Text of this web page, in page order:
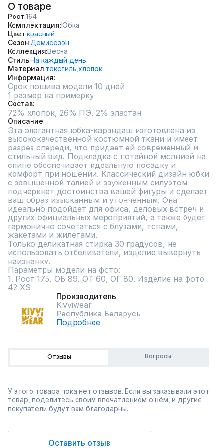
О товаре
Рост 164
Комплектация Юбка
Цвет красный
Сезон Демисезон
Коллекция Весна
СтильНа каждый день
Материал текстиль, хлопок
Информация
Срок пошива модели 10 дней
1 размер на примерку
Состав
72% хлопок, 26% ПЭ, 2% эластан
Описание
Эта элегантная юбка-карандаш изготовлена из
высококачественной костюмной ткани и имеет
разрез спереди, что придает ей современный и
стильный вид. Подкладка с потайной молнией на
спине обеспечивает идеальную посадку и
комфорт при ношении. Классический дизайн юбки
с завышенной талией и зауженным силуэтом
подчеркнет достоинства вашей фигуры и сделает
ваш образ изысканным и утонченным. Она
идеально подойдет для офиса, деловых встреч и
других официальных мероприятий, а также будет
гармонично сочетаться с блузами, топами,
жакетами и жилетами.
Только деликатная стирка 30 градусов, не
использовать отбеливатели, изделие вывернуть
наизнанку.
Параметры модели на фото:
1. Рост 175, ОБ 89, ОТ 60, ОГ 80. Изделие на фото
42 XS
Производитель
Kivviwear
Республика Беларусь
Подробнее
Отзывы Вопросы
У этого товара пока нет отзывов. Если вы заказывали этот
товар, поделитесь своим впечатлением о нём, и другие
покупатели будут вам благодарны.
Оставить отзыв